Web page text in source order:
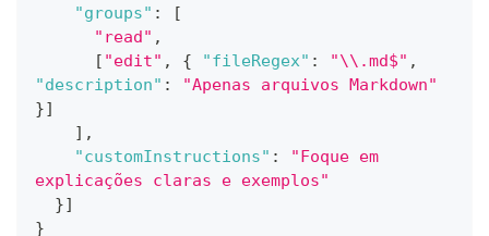
"groups" :
[
"read" ,
[ "edit" , { "fileRegex" : "\\.md$" ,
"description" :
"Apenas arquivos Markdown"
}]
] ,
"customInstructions" :
"Foque em
explicações claras e exemplos"
}]
}